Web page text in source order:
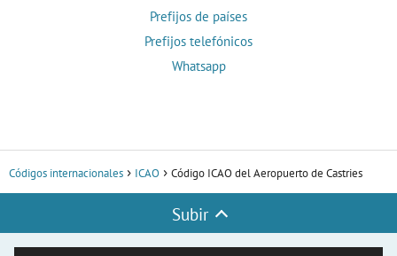
Prefijos de países
Prefijos telefónicos
Whatsapp
Códigos internacionales ICAO Código ICAO del Aeropuerto de Castries
Subir